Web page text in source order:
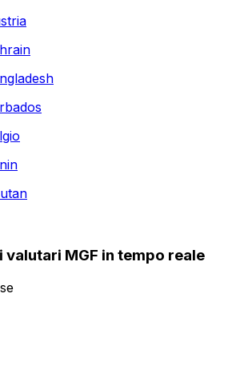
MGF in tempo reale